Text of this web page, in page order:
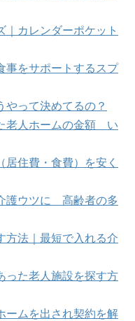
カレンダーポケット
事をサポートするスプ
やって決めてるの？
老人ホームの金額 い
住費・食費）を安く
護ウツに 高齢者の多
方法｜最短で入れる介
った老人施設を探す方
ームを出され契約を解